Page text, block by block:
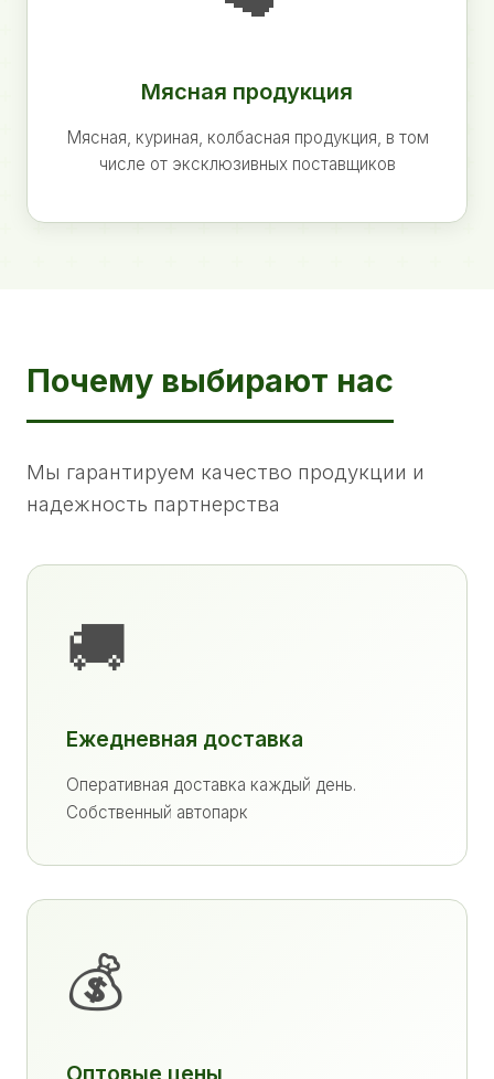
Мясная продукция
Мясная, куриная, колбасная продукция, в том
числе от эксклюзивных поставщиков
Почему выбирают нас
Мы гарантируем качество продукции и
надежность партнерства
🚚
Ежедневная доставка
Оперативная доставка каждый день.
Собственный автопарк
💰
Оптовые цены